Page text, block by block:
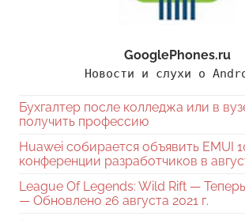
GooglePhones.ru
Новости и слухи о
Бухгалтер после колледжа или в
получить профессию
Huawei собирается объявить EMUI
конференции разработчиков в
League Of Legends: Wild Rift —
— Обновлено 26 августа 2021 г.